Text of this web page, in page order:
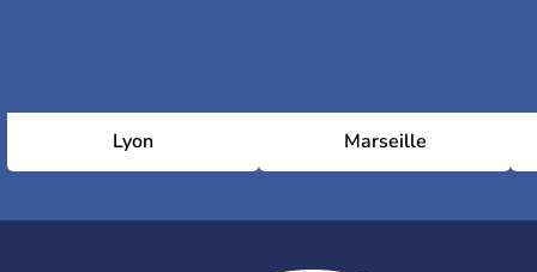
Lyon Marseille